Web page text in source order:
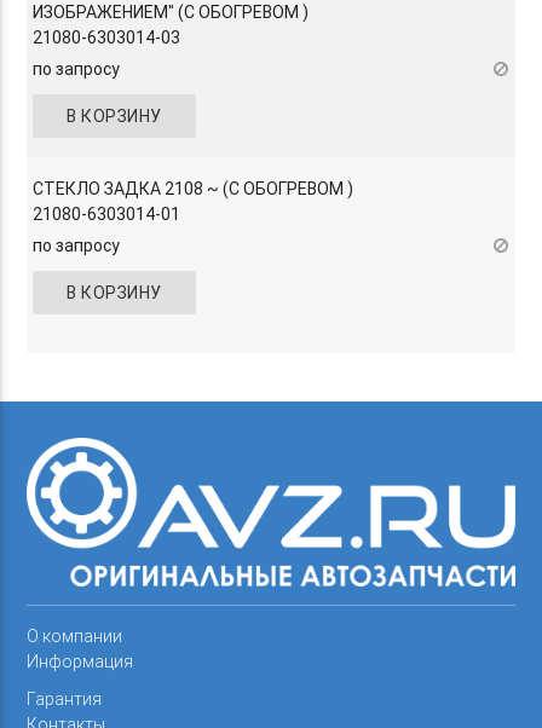
ИЗОБРАЖЕНИЕМ" (С ОБОГРЕВОМ )
21080-6303014-03
по запросу
В КОРЗИНУ
СТЕКЛО ЗАДКА 2108 ~ (С ОБОГРЕВОМ )
21080-6303014-01
по запросу
В КОРЗИНУ
О компании
Информация
Гарантия